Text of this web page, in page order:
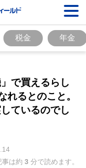
税金 年金
で買えるらし
れるとのこと。
ているのでし
事は約 3 分で読めます。